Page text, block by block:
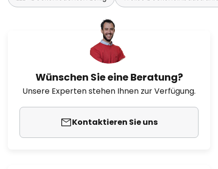
Wünschen Sie eine Beratung?
Unsere Experten stehen Ihnen zur Verfügung.
Kontaktieren Sie uns